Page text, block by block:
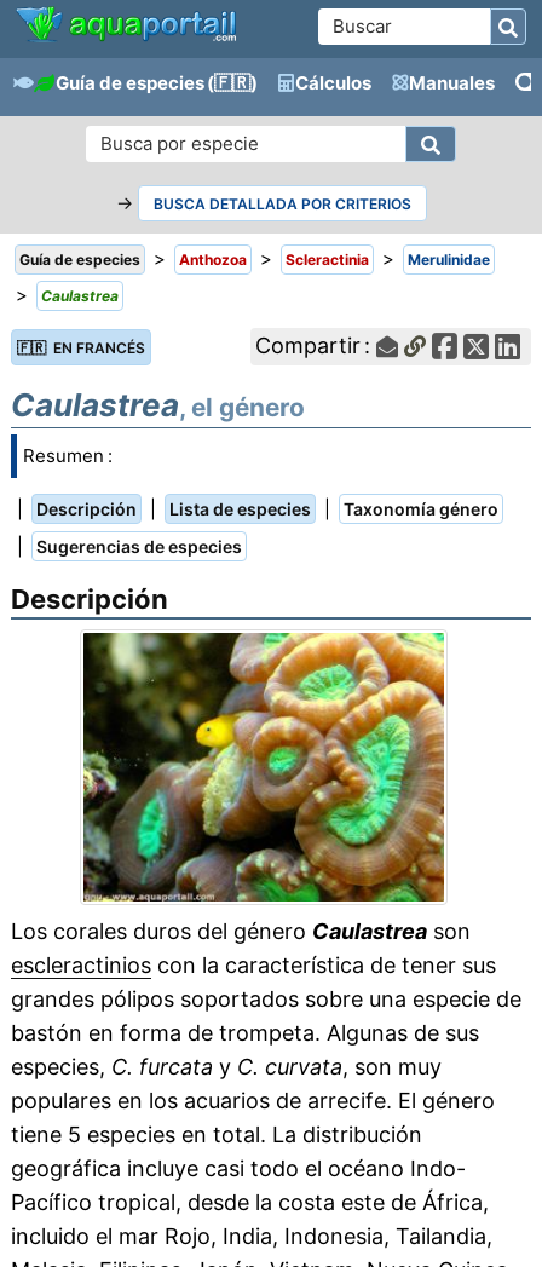
Guía de especies(🇫🇷) Cálculos Manuales
→ BUSCA DETALLADA POR CRITERIOS
Guía de especies > Anthozoa > Scleractinia > Merulinidae
> Caulastrea
🇫🇷 EN FRANCÉS Compartir :
Caulastrea, el género
Resumen :
Descripción Lista de especies Taxonomía género
Sugerencias de especies
Descripción
Los corales duros del género Caulastreason
escleractinioscon la característica de tener sus
grandes pólipos soportados sobre una especie de
bastón en forma de trompeta. Algunas de sus
especies, C. furcata y C. curvata, son muy
populares en los acuarios de arrecife. El género
tiene 5 especies en total. La distribución
geográfica incluye casi todo el océano Indo-
Pacífico tropical, desde la costa este de África,
incluido el mar Rojo, India, Indonesia, Tailandia,